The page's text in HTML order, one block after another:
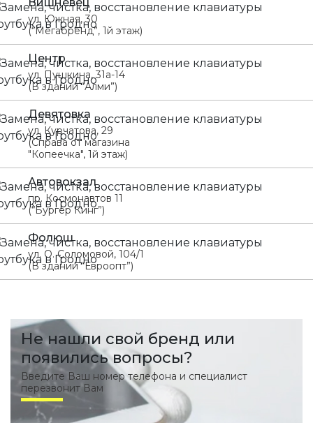
ул. Южная, 30
(“Мегабренд”, 1й этаж)
Центр
ул. Пушкина, 31а-14
(В здании “Алми”)
Девятовка
ул. Курчатова, 29
(Справа от магазина
"Копеечка", 1й этаж)
Автовокзал
пр. Космонавтов 11
(“Бургер Кинг”)
Фолюш
ул. О. Соломовой, 104/1
(В здании “Евроопт”)
Не нашли свой бренд или
появились вопросы?
Введите Ваш номер телефона и специалист
перезвонит Вам